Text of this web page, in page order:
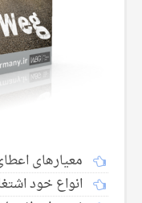
معیارهای
انواع خود